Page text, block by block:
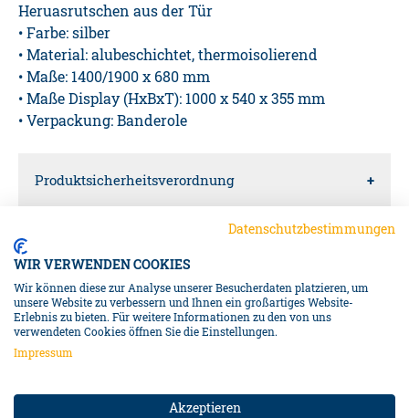
Heruasrutschen aus der Tür
• Farbe: silber
• Material: alubeschichtet, thermoisolierend
• Maße: 1400/1900 x 680 mm
• Maße Display (HxBxT): 1000 x 540 x 355 mm
• Verpackung: Banderole
Produktsicherheitsverordnung
Verantwortliche Person für die EU
Diedrich Filmer GmbH
Jeringhaver Gast 5
26316
DE
NAVIGATION
Datenschutzbestimmungen
WIR VERWENDEN COOKIES
Wir können diese zur Analyse unserer Besucherdaten platzieren, um
unsere Website zu verbessern und Ihnen ein großartiges Website-
Erlebnis zu bieten. Für weitere Informationen zu den von uns
verwendeten Cookies öffnen Sie die Einstellungen.
Impressum
Akzeptieren